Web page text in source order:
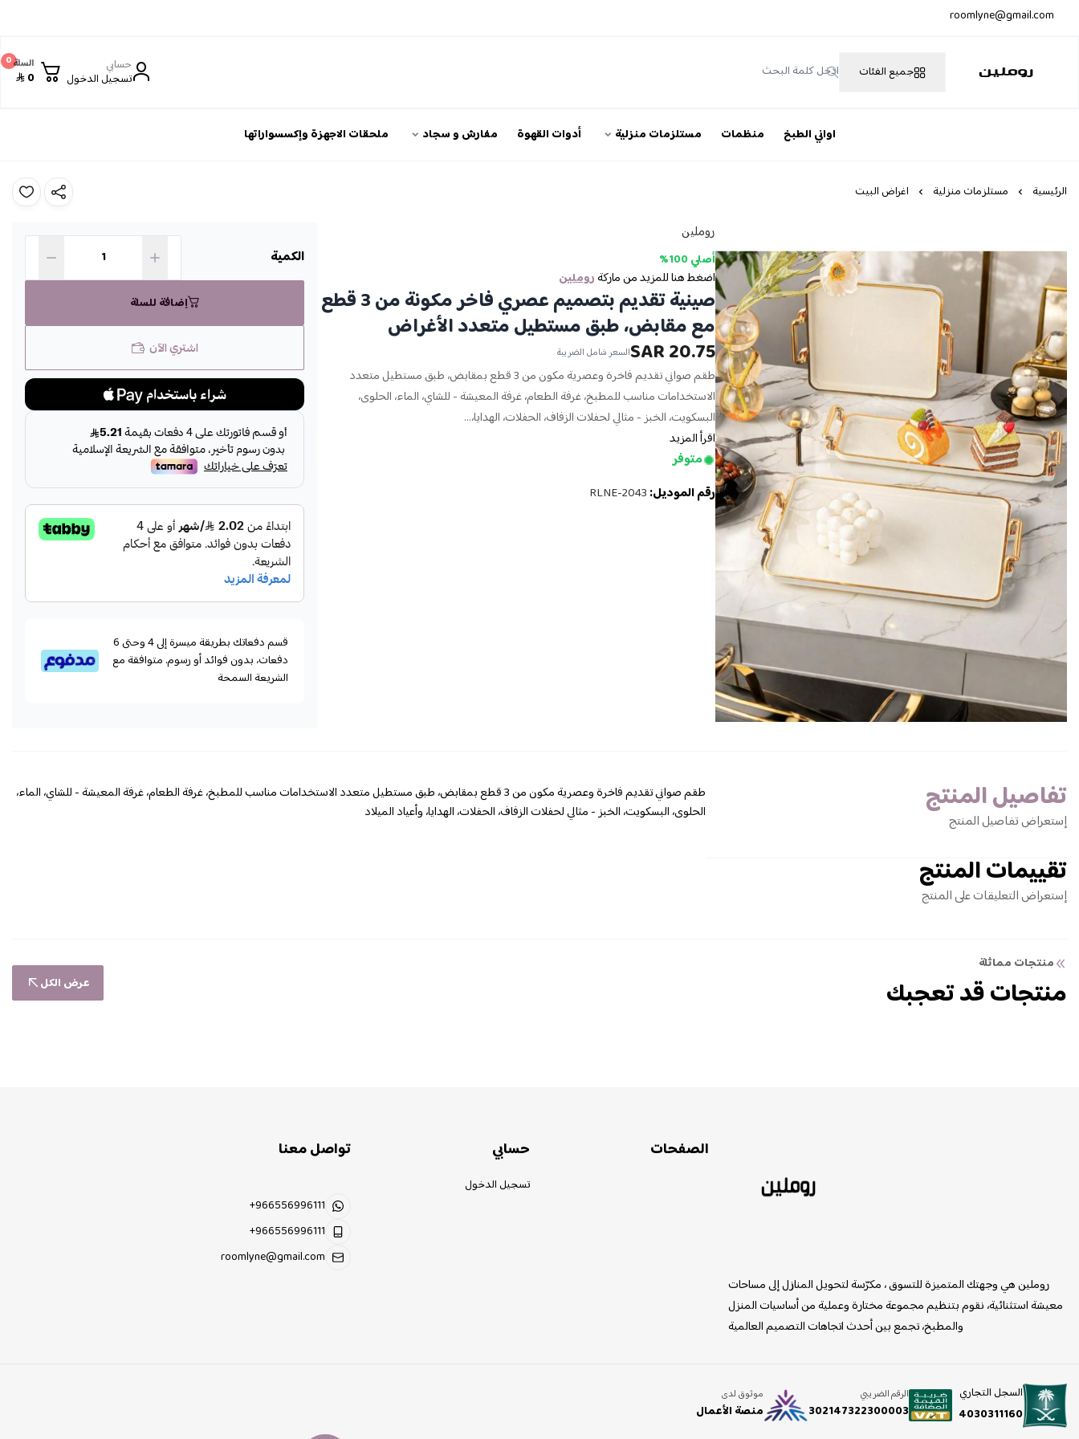
roomlyne@gmail.com
روملين جميع الفئات حسابي
تسجيل الدخول
0السلة
0
اواني الطبخ منظمات مستلزمات منزلية أدوات القهوة مفارش و سجاد ملحقات الاجهزة وإكسسواراتها
الرئيسية مستلزمات منزلية اغراض البيت
روملين
أصلي 100%
اضغط هنا للمزيد من ماركةروملين
صينية تقديم بتصميم عصري فاخر مكونة من 3 قطع
مع مقابض، طبق مستطيل متعدد الأغراض
20.75 SAR السعر شامل الضريبة
طقم صواني تقديم فاخرة وعصرية مكون من 3 قطع بمقابض، طبق مستطيل متعدد
الاستخدامات مناسب للمطبخ، غرفة الطعام، غرفة المعيشة - للشاي، الماء، الحلوى،
البسكويت، الخبز - مثالي لحفلات الزفاف، الحفلات، الهدايا،...
اقرأ المزيد
متوفر
رقم الموديل: RLNE-2043
الكمية
إضافة للسلة
اشتري الآن
قسم دفعاتك بطريقة ميسرة إلى 4 وحتى 6
دفعات، بدون فوائد أو رسوم. متوافقة مع
الشريعة السمحة
تفاصيل المنتج
إستعراض تفاصيل المنتج
تقييمات المنتج
إستعراض التعليقات على المنتج
طقم صواني تقديم فاخرة وعصرية مكون من 3 قطع بمقابض، طبق مستطيل متعدد الاستخدامات مناسب للمطبخ، غرفة الطعام، غرفة المعيشة - للشاي، الماء،
الحلوى، البسكويت، الخبز - مثالي لحفلات الزفاف، الحفلات، الهدايا، وأعياد الميلاد
منتجات مماثلة
منتجات قد تعجبك عرض الكل
روملين هي وجهتك المتميزة للتسوق ، مكرّسة لتحويل المنازل إلى مساحات
معيشة استثنائية، نقوم بتنظيم مجموعة مختارة وعملية من أساسيات المنزل
والمطبخ، تجمع بين أحدث اتجاهات التصميم العالمية
الصفحات حسابي
تسجيل الدخول
تواصل معنا
+966556996111
+966556996111
roomlyne@gmail.com
السجل التجاري
4030311160
الرقم الضريبي
302147322300003
موثوق لدى
منصة الأعمال